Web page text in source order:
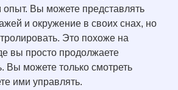
опыт. Вы можете представлять
и окружение в своих снах, но
Это похоже на
вы просто продолжаете
Вы можете только смотреть
ими управлять.